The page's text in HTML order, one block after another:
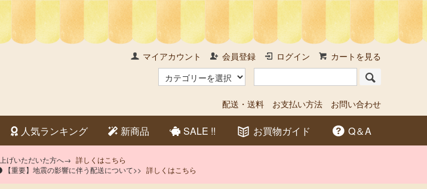
マイアカウント 会員登録 ログイン カートを見る
配送・送料 お支払い方法 お問い合わせ
人気ランキング 新商品 SALE !! お買物ガイド Q＆A
げいただいた方へ→ 詳しくはこちら
【重要】地震の影響に伴う配送について>> 詳しくはこちら